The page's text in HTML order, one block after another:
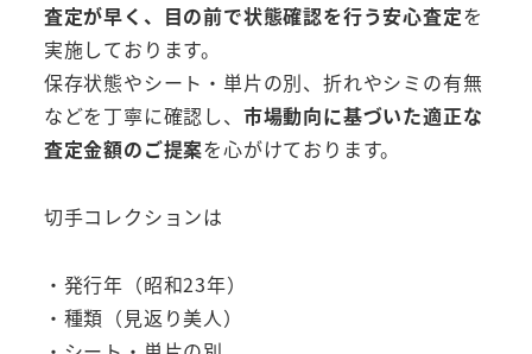
査定が早く、目の前で状態確認を行う安心査定を
実施しております。
保存状態やシート・単片の別、折れやシミの有無
などを丁寧に確認し、 市場動向に基づいた適正な
査定金額のご提案を心がけております。
切手コレクションは
・発行年（昭和23年）
・種類（見返り美人）